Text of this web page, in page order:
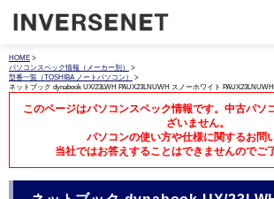
HOME >
パソコンスペック情報（メーカー別）
>
型番一覧（TOSHIBA ノートパソコン）
>
ネットブック dynabook UX/23LWH PAUX23LNUWH スノーホワイト PAUX23LNUWH
このページはパソコンスペック情報です。中古パソ
ざいません。
パソコンの使い方や仕様に関するお問
当社ではお答えすることはできませんのでご